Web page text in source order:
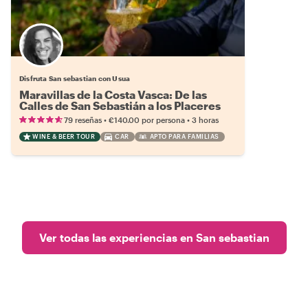
Disfruta San sebastian con Usua
Maravillas de la Costa Vasca: De las
Calles de San Sebastián a los Placeres
del Txakoli79 reseñas • €140.00 por persona • 3 horas
WINE & BEER TOUR CAR APTO PARA FAMILIAS
Ver todas las experiencias en San sebastian